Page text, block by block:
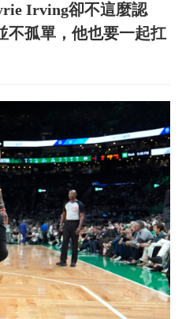
Irving卻不這麼認
不孤單，他也要一起扛